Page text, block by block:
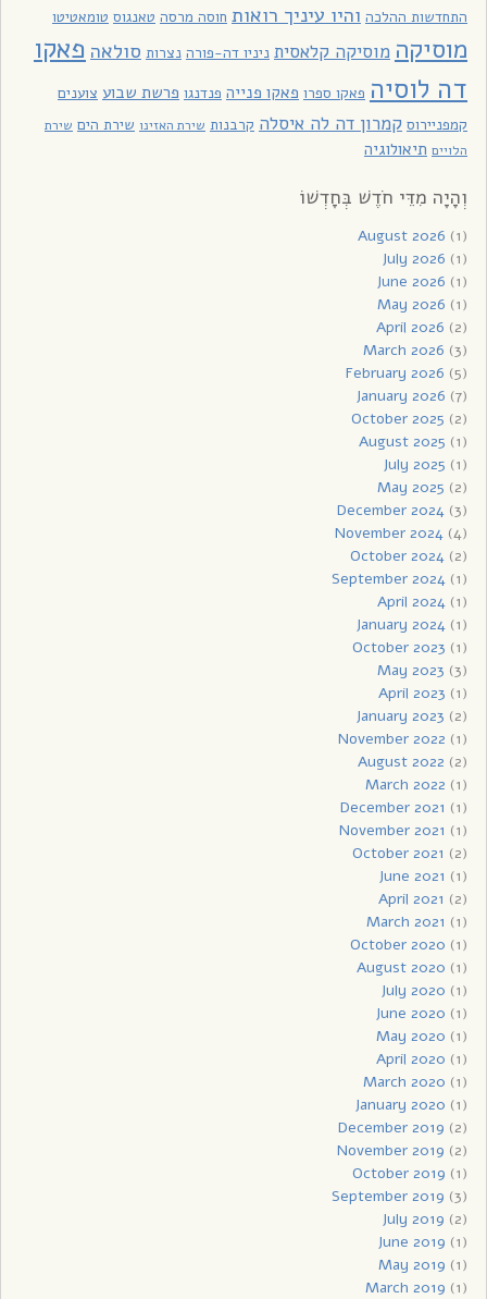
התחדשות ההלכה והיו עיניך רואות חוסה מרסה טאנגוס טומאטיטו
מוסיקה מוסיקה קלאסית ניניו דה-פורה נצרות סולאה פאקו
דה לוסיה פאקו ספרו פאקו פנייה פנדנגו פרשת שבוע צוענים
קמפניירוס קמרון דה לה איסלה קרבנות שירת האזינו שירת הים שירת
הלויים תיאולוגיה
וְהָיָה מִדֵּי חֹדֶשׁ בְּחָדְשׁוֹ
August 2026 (1)
July 2026 (1)
June 2026 (1)
May 2026 (1)
April 2026 (2)
March 2026 (3)
February 2026 (5)
January 2026 (7)
October 2025 (2)
August 2025 (1)
July 2025 (1)
May 2025 (2)
December 2024(3)
November 2024(4)
October 2024(2)
September 2024(1)
April 2024(1)
January 2024(1)
October 2023 (1)
May 2023 (3)
April 2023 (1)
January 2023 (2)
November 2022 (1)
August 2022 (2)
March 2022 (1)
December 2021 (1)
November 2021 (1)
October 2021 (2)
June 2021 (1)
April 2021 (2)
March 2021 (1)
October 2020 (1)
August 2020 (1)
July 2020 (1)
June 2020 (1)
May 2020 (1)
April 2020 (1)
March 2020 (1)
January 2020 (1)
December 2019 (2)
November 2019 (2)
October 2019 (1)
September 2019 (3)
July 2019 (2)
June 2019 (1)
May 2019 (1)
March 2019 (1)